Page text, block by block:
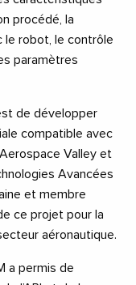
procédé, la
le robot, le contrôle
paramètres
de développer
compatible avec
Valley et
Avancées
et membre
ce projet pour la
aéronautique.
a permis de